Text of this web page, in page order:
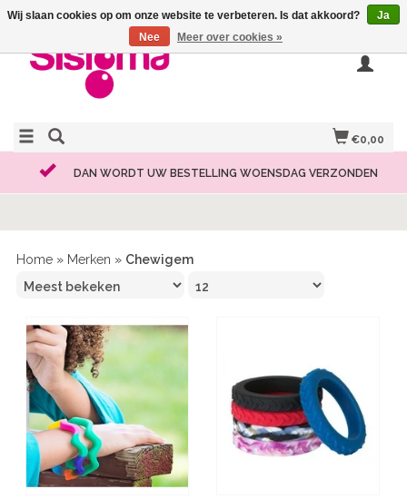
€0,00
DAN WORDT UW BESTELLING WOENSDAG VERZONDEN
Home » Merken » Chewigem
Wij slaan cookies op om onze website te verbeteren. Is dat akkoord?
Ja
Nee
Meer over cookies »